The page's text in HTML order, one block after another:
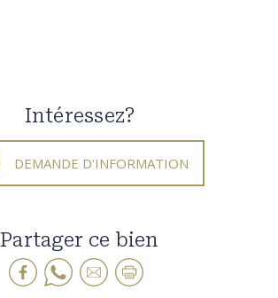
Intéressez?
DEMANDE D'INFORMATION
Partager ce bien